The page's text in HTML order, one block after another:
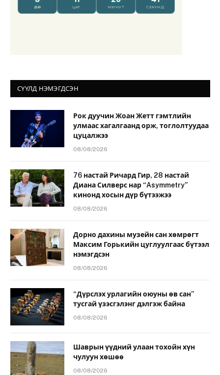
СҮҮЛД НЭМЭГДСЭН
Рок дуучин Жоан Жетт гэмтлийн
улмаас хагалгаанд орж, тоглолтуудаа
цуцалжээ
08/08/2026
76 настай Ричард Гир, 28 настай
Диана Силверс нар “Asymmetry”
кинонд хосын дүр бүтээжээ
08/08/2026
Дорно дахины музейн сан хөмрөгт
Максим Горькийн цуглуулгаас бүтээл
нэмэгдсэн
08/08/2026
“Дүрслэх урлагийн оюуны өв сан”
тусгай үзэсгэлэнг дэлгэж байна
08/08/2026
Шаврын үүдний улаан тохойн хүн
чулуун хөшөө
08/08/2026